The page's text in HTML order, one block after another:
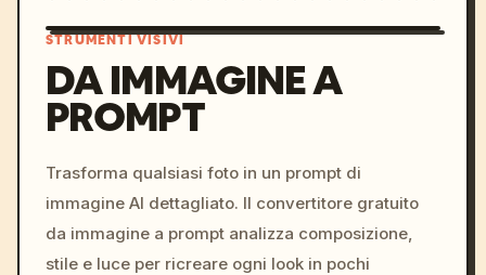
colors, 8k --v 6.0
STRUMENTI VISIVI
DA IMMAGINE A
PROMPT
Trasforma qualsiasi foto in un prompt di
immagine AI dettagliato. Il convertitore gratuito
da immagine a prompt analizza composizione,
stile e luce per ricreare ogni look in pochi